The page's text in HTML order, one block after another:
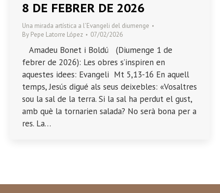
8 DE FEBRER DE 2026
Una mirada artística a l’Evangeli del diumenge
By Pepe Latorre López 07/02/2026
Amadeu Bonet i Boldú (Diumenge 1 de
febrer de 2026): Les obres s’inspiren en
aquestes idees: Evangeli Mt 5,13-16 En aquell
temps, Jesús digué als seus deixebles: «Vosaltres
sou la sal de la terra. Si la sal ha perdut el gust,
amb què la tornarien salada? No serà bona per a
res. La…